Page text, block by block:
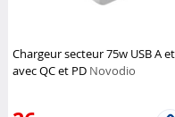
Chargeur secteur 75w USB A
avec QC et PD Novodio